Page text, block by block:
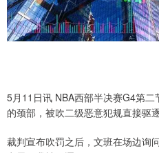
5月11日讯 NBA西部半决赛G4第
的颈部，被吹二级恶意犯规直接驱逐
裁判宣布吹罚之后，文班在场边询